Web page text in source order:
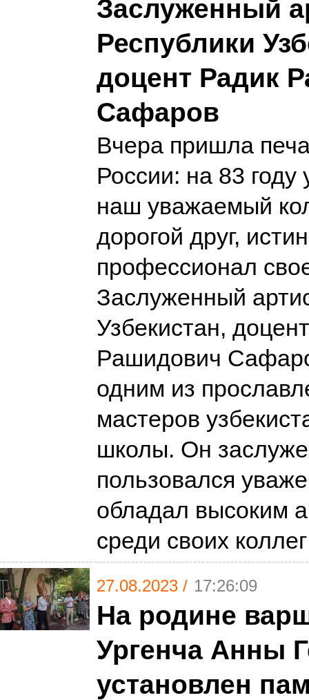
Заслуженный
Республики
доцент Радик
Сафаров
Вчера пришла
России: на 83
наш уважаемый
дорогой друг,
профессионал
Заслуженный
Узбекистан,
Рашидович
одним из
мастеров
школы. Он
пользовался
обладал высоким
среди своих
27.08.2023 / 17:26:09
На родине
Ургенча Анны
установлен